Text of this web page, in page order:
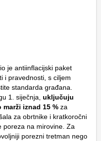
je antiinflacijski paket
i pravednosti, s ciljem
standarda građana.
1. siječnja, uključuju
iznad 15 % za
za obrtnike i kratkoročni
poreza na mirovine. Za
porezni tretman nego